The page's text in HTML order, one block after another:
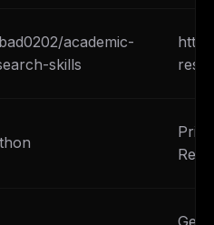
academic-
skills